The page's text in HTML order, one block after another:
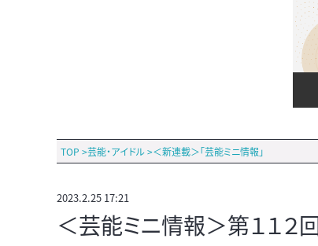
TOP >芸能・アイドル>＜新連載＞「芸能ミニ情報」
2023.2.25 17:21
＜芸能ミニ情報＞第１１２